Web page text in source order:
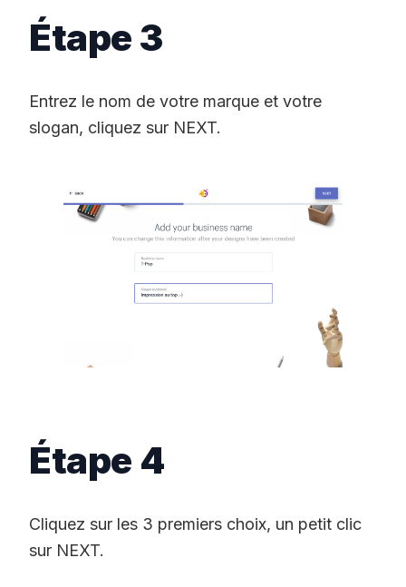
Étape 3
Entrez le nom de votre marque et votre
slogan, cliquez sur NEXT.
Étape 4
Cliquez sur les 3 premiers choix, un petit clic
sur NEXT.